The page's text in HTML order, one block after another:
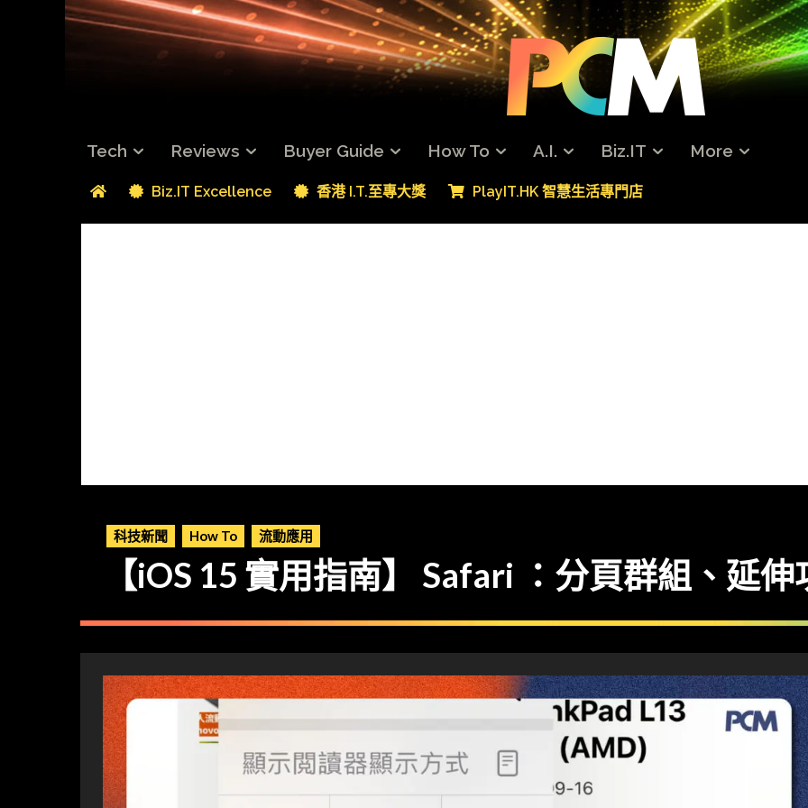
Tech Reviews Buyer Guide How To A.I. Biz.IT More
Biz.IT Excellence 香港 I.T.至專大獎 PlayIT.HK 智慧生活專門店
科技新聞 How To 流動應用
【iOS 15 實用指南】 Safari ：分頁群組、延伸